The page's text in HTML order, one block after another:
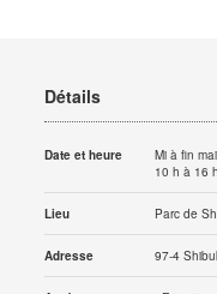
Détails
Date et heure
Mi à fin mai
10 h à 16 h
Lieu Parc de
Adresse 97-4